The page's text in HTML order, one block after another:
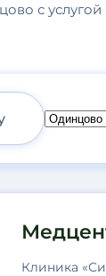
с
Клиника